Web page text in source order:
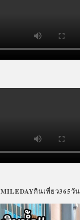
MILEDAYกินเที่ยว365วัน